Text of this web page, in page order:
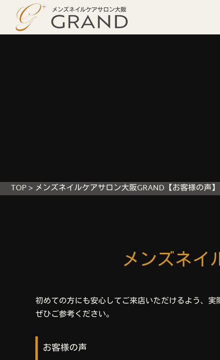
TOP> メンズネイルケアサロン大阪GRAND【お客様の声】
メンズネイ
初めての方にも安心してご来店いただけるよう、
ぜひご参考ください。
お客様の声